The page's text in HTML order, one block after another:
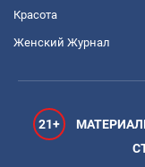
Красота
Женский Журнал
21+